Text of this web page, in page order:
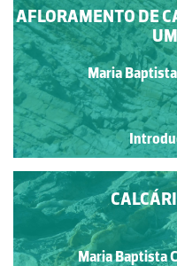
AFLORAMENTO DE
Maria
Maria Baptista